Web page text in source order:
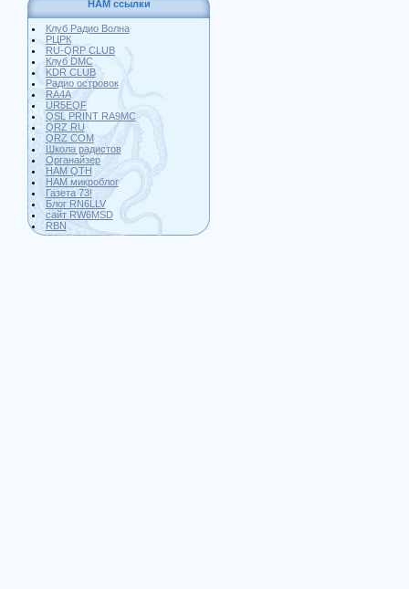
HAM ссылки
Клуб Радио Волна
РЦРК
RU-QRP CLUB
Клуб DMC
KDR CLUB
Радио островок
RA4A
UR5EQF
QSL PRINT RA9MC
QRZ RU
QRZ COM
Школа радистов
Органайзер
HAM QTH
HAM микроблог
Газета 73!
Блог RN6LLV
сайт RW6MSD
RBN